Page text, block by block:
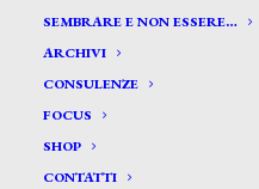
SEMBRARE E NON ESSERE…
ARCHIVI
CONSULENZE
FOCUS
SHOP
CONTATTI
Broggini Luigi